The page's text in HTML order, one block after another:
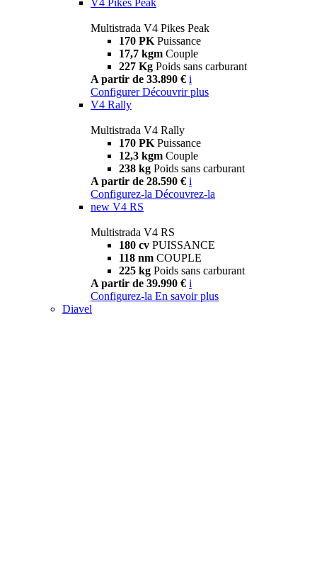
Multistrada V4 Pikes Peak
170 PK Puissance
17,7 kgm Couple
227 Kg Poids sans carburant
A partir de 33.890 € i
Configurer Découvrir plus
V4 Rally
Multistrada V4 Rally
170 PK Puissance
12,3 kgm Couple
238 kg Poids sans carburant
A partir de 28.590 € i
Configurez-la Découvrez-la
new V4 RS
Multistrada V4 RS
180 cv PUISSANCE
118 nm COUPLE
225 kg Poids sans carburant
A partir de 39.990 € i
Configurez-la En savoir plus
Diavel